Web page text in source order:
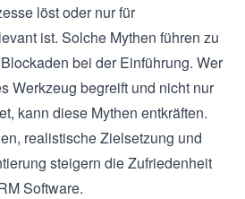
löst oder nur für
ist. Solche Mythen führen zu
bei der Einführung. Wer
Werkzeug begreift und nicht nur
kann diese Mythen entkräften.
realistische Zielsetzung und
steigern die Zufriedenheit
Software.